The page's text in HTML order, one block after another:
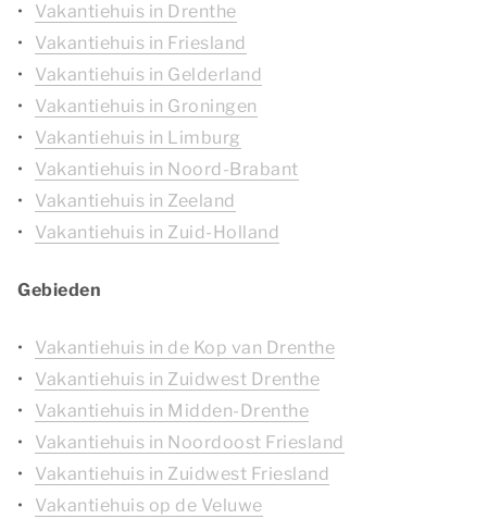
Vakantiehuis in Drenthe
Vakantiehuis in Friesland
Vakantiehuis in Gelderland
Vakantiehuis in Groningen
Vakantiehuis in Limburg
Vakantiehuis in Noord-Brabant
Vakantiehuis in Zeeland
Vakantiehuis in Zuid-Holland
Gebieden
Vakantiehuis in de Kop van Drenthe
Vakantiehuis in Zuidwest Drenthe
Vakantiehuis in Midden-Drenthe
Vakantiehuis in Noordoost Friesland
Vakantiehuis in Zuidwest Friesland
Vakantiehuis op de Veluwe